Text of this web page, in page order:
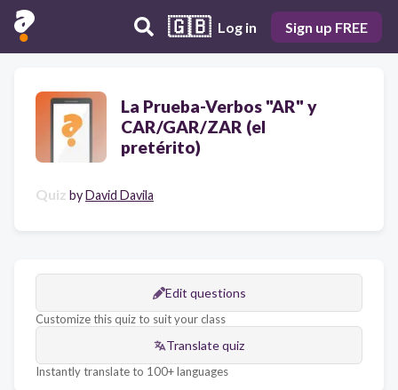
🇬🇧 Log in Sign up FREE
La Prueba-Verbos "AR" y
CAR/GAR/ZAR (el
pretérito)
Quiz byDavid Davila
Edit questions
Customize this quiz to suit your class
Translate quiz
Instantly translate to 100+ languages